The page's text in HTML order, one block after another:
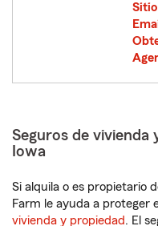
Seguros de vivienda
Iowa
Si alquila o es propietario
Farm le ayuda a proteger
vivienda y propiedad. El